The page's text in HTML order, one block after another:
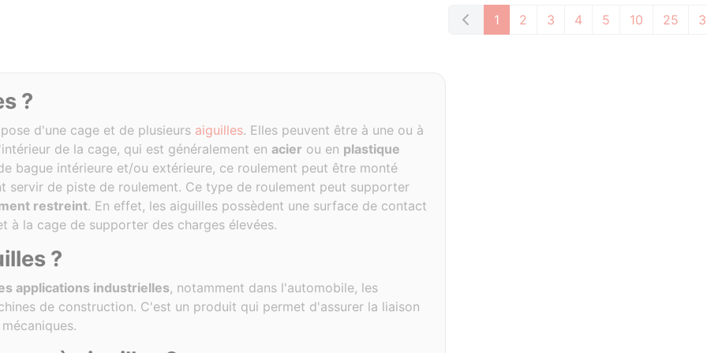
1 2 3 4 5 10 25
?
d'une cage et de plusieurs aiguilles. Elles peuvent être à une ou à
de la cage, qui est généralement en acier ou en plastique
bague intérieure et/ou extérieure, ce roulement peut être monté
de piste de roulement. Ce type de roulement peut supporter
restreint. En effet, les aiguilles possèdent une surface de contact
à la cage de supporter des charges élevées.
?
applications industrielles, notamment dans l'automobile, les
de construction. C'est un produit qui permet d'assurer la liaison